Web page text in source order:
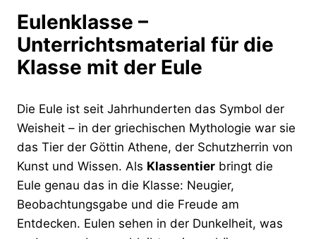
Eulenklasse –
Unterrichtsmaterial für die
Klasse mit der Eule
Die Eule ist seit Jahrhunderten das Symbol der
Weisheit – in der griechischen Mythologie war sie
das Tier der Göttin Athene, der Schutzherrin von
Kunst und Wissen. Als Klassentier bringt die
Eule genau das in die Klasse: Neugier,
Beobachtungsgabe und die Freude am
Entdecken. Eulen sehen in der Dunkelheit, was